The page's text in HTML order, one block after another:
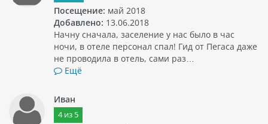
Посещение: май 2018
Добавлено: 13.06.2018
Начну сначала, заселение у нас было в час
ночи, в отеле персонал спал! Гид от Пегаса даже
не проводила в отель, сами раз…
Ещё
Иван
4из 5